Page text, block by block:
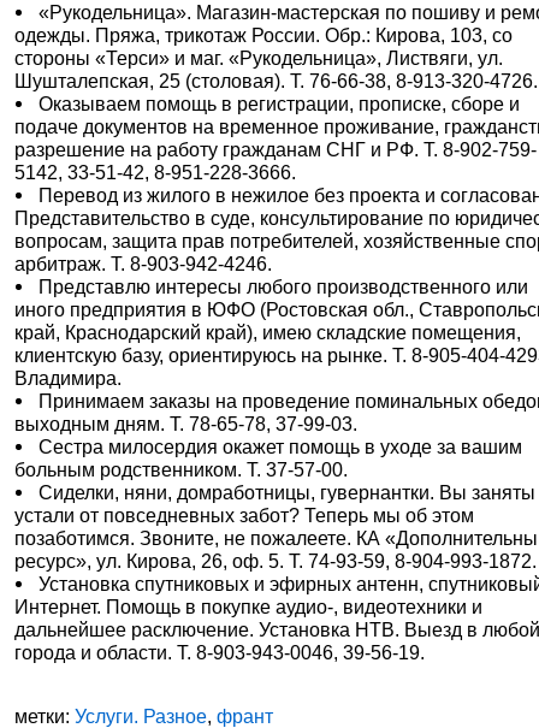
«Рукодельница». Магазин-мастерская по пошиву и
одежды. Пряжа, трикотаж России. Обр.: Кирова, 103, со
стороны «Терси» и маг. «Рукодельница», Листвяги, ул.
Шушталепская, 25 (столовая). Т. 76-66-38, 8-913-320-4726.
Оказываем помощь в регистрации, прописке, сборе и
подаче документов на временное проживание,
разрешение на работу гражданам СНГ и РФ. Т. 8-902-759-
5142, 33-51-42, 8-951-228-3666.
Перевод из жилого в нежилое без проекта и
Представительство в суде, консультирование по
вопросам, защита прав потребителей, хозяйственные
арбитраж. Т. 8-903-942-4246.
Представлю интересы любого производственного или
иного предприятия в ЮФО (Ростовская обл.,
край, Краснодарский край), имею складские помещения,
клиентскую базу, ориентируюсь на рынке. Т. 8-905-404-
Владимира.
Принимаем заказы на проведение поминальных
выходным дням. Т. 78-65-78, 37-99-03.
Сестра милосердия окажет помощь в уходе за вашим
больным родственником. Т. 37-57-00.
Сиделки, няни, домработницы, гувернантки. Вы
устали от повседневных забот? Теперь мы об этом
позаботимся. Звоните, не пожалеете. КА
ресурс», ул. Кирова, 26, оф. 5. Т. 74-93-59, 8-904-993-1872.
Установка спутниковых и эфирных антенн,
Интернет. Помощь в покупке аудио-, видеотехники и
дальнейшее расключение. Установка НТВ. Выезд в
города и области. Т. 8-903-943-0046, 39-56-19.
метки:Услуги. Разное,франт